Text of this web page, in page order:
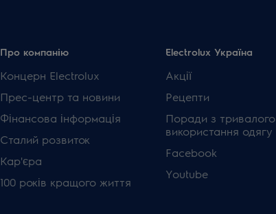
Про компанію
Концерн Electrolux
Прес-центр та новини
Фінансова інформація
Сталий розвиток
Кар'єра
100 років кращого життя
Electrolux Україна
Акції
Рецепти
Поради з тривалого
використання одягу
Facebook
Youtube